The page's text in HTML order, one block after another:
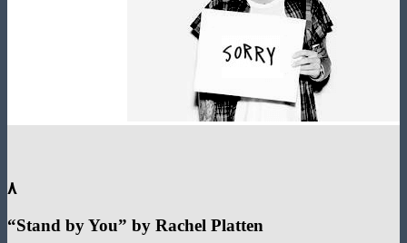
“Stand by You ”by Rachel Platten